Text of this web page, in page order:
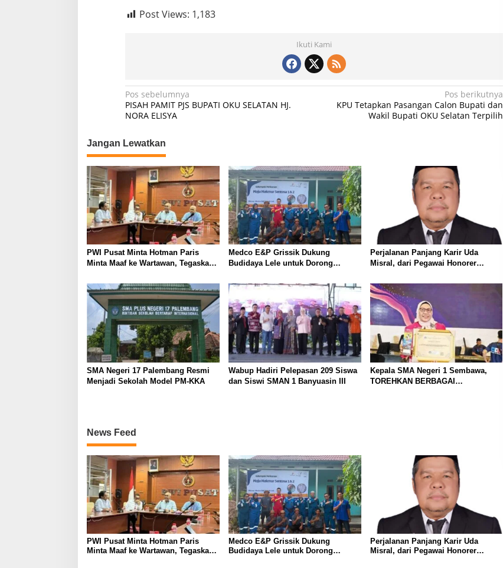
k
R
p
4
t
a
Post Views: 1,183
Ikuti Kami
N
a
i
g
a
s
i
p
o
s
Pos sebelumnya
PISAH PAMIT PJS BUPATI OKU SELATAN HJ.
NORA ELISYA
Pos berikutnya
KPU Tetapkan Pasangan Calon Bupati dan
Wakil Bupati OKU Selatan Terpilih
Jangan Lewatkan
PWI Pusat Minta Hotman Paris
Minta Maaf ke Wartawan, Tegaskan
Medco E&P Grissik Dukung
Budidaya Lele untuk Dorong
Perjalanan Panjang Karir Uda
Misral, dari Pegawai Honorer
Jabatan Struktural Eselon III
SMA Negeri 17 Palembang Resmi
Menjadi Sekolah Model PM-KKA
Wabup Hadiri Pelepasan 209 Siswa
dan Siswi SMAN 1 Banyuasin III
Kepala SMA Negeri 1 Sembawa,
TOREHKAN BERBAGAI
News Feed
PWI Pusat Minta Hotman Paris
Minta Maaf ke Wartawan, Tegaskan
Medco E&P Grissik Dukung
Budidaya Lele untuk Dorong
Perjalanan Panjang Karir Uda
Misral, dari Pegawai Honorer